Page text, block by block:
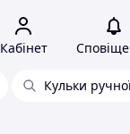
Кабінет
Кульки